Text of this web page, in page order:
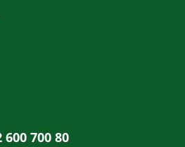
600 700 80